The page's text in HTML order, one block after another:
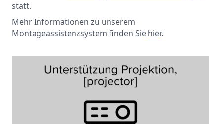
statt.
Mehr Informationen zu unserem
Montageassistenzsystem finden Sie hier.